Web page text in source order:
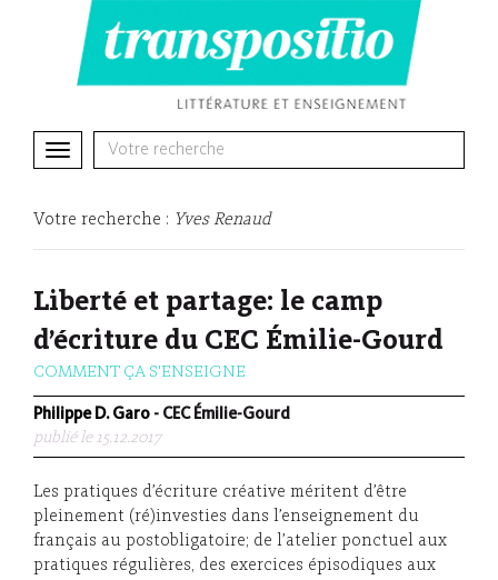
Toggle
Votre recherche : Yves Renaud
Liberté et partage: le camp
d’écriture du CEC Émilie-Gourd
COMMENT ÇA S'ENSEIGNE
Philippe D. Garo - CEC Émilie-Gourd
publié le 15.12.2017
Les pratiques d’écriture créative méritent d’être
pleinement (ré)investies dans l’enseignement du
français au postobligatoire; de l’atelier ponctuel aux
pratiques régulières, des exercices épisodiques aux